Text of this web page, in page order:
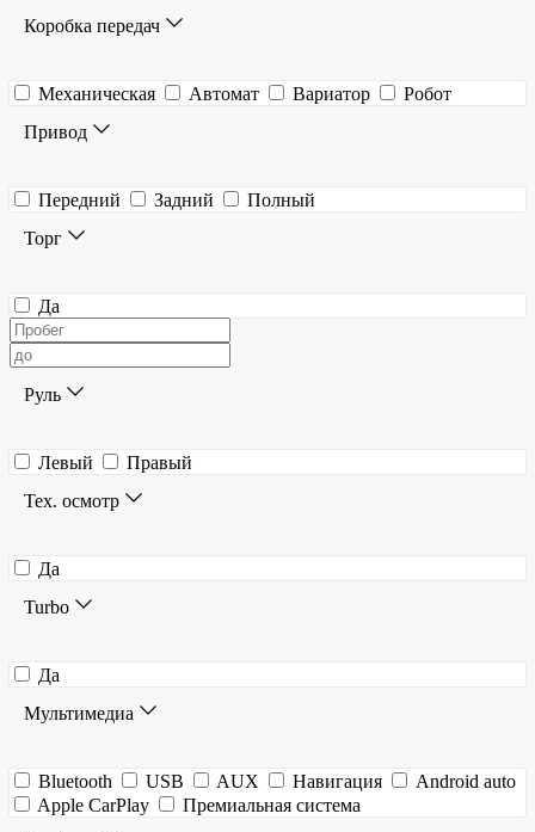
Коробка передач
Механическая Автомат Вариатор
Робот
Привод
Передний Задний
Полный
Торг
Да
Руль
Левый
Правый
Тех. осмотр
Да
Turbo
Да
Мультимедиа
Bluetooth USB AUX Навигация
Android auto
Apple CarPlay
Премиальная система